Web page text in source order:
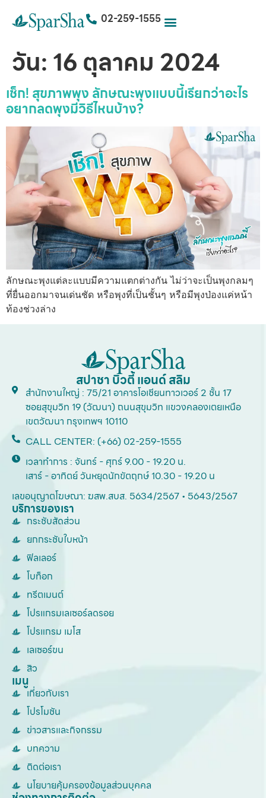
02-259-1555
วัน:16 ตุลาคม 2024
เช็ก! สุขภาพพุง ลักษณะพุงแบบนี้เรียกว่าอะไร
อยากลดพุงมีวิธีไหนบ้าง?
ลักษณะพุงแต่ละแบบมีความแตกต่างกัน ไม่ว่าจะเป็นพุงกลมๆ
ที่ยื่นออกมาจนเด่นชัด หรือพุงที่เป็นชั้นๆ หรือมีพุงป่องแค่หน้า
ท้องช่วงล่าง
สปาชา บิวตี้ แอนด์ สลิม
สำนักงานใหญ่ : 75/21 อาคารโอเชียนทาวเวอร์ 2 ชั้น 17
ซอยสุขุมวิท 19 (วัฒนา) ถนนสุขุมวิท แขวงคลองเตยเหนือ
เขตวัฒนา กรุงเทพฯ 10110
CALL CENTER: (+66) 02-259-1555
เวลาทำการ : จันทร์ - ศุกร์ 9.00 - 19.20 น.
เสาร์ - อาทิตย์ วันหยุดนักขัตฤกษ์ 10.30 - 19.20 น
เลขอนุญาตโฆษณา: ฆสพ.สบส. 5634/2567 • 5643/2567
บริการของเรา
กระชับสัดส่วน
ยกกระชับใบหน้า
ฟิลเลอร์
โบท็อก
ทรีตเมนต์
โปรแกรมเลเซอร์ลดรอย
โปรแกรม เมโส
เลเซอร์ขน
สิว
เมนู
เกี่ยวกับเรา
โปรโมชัน
ข่าวสารและกิจกรรม
บทความ
ติดต่อเรา
นโยบายคุ้มครองข้อมูลส่วนบุคคล